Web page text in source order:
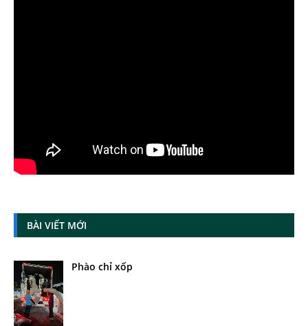
BÀI VIẾT MỚI
Phào chỉ xốp